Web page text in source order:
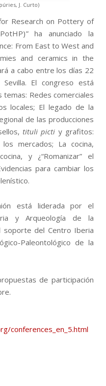
J. Curto)
Research on Pottery of
ha anunciado la
From East to West and
and ceramics in the
a cabo entre los días 22
El congreso está
Redes comerciales
locales; El legado de la
de las producciones
tituli picti y grafitos:
mercados; La cocina,
y ¿“Romanizar” el
para cambiar los
está liderada por el
y Arqueología de la
soporte del Centro Iberia
Paleontológico de la
de participación
conferences_en_5.html